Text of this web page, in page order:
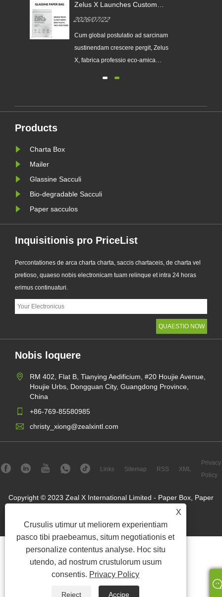
X
Crusulis utimur ut meliorem experientiam
pasco tibi praebeamus, situm negotiationis et
personalize contentus analyse. Hoc situ
utendo, ad nostrum crustulorum usum
consentis. Privacy Policy
Reject Accipe
Zelus X Launches Custom
Global brands Replace Single-
use Plastic Packaging
2026/07/22
Cum global postulatio ad sarcinam
sustinendam crescere pergit, Zelus
X, fabrica professio eco-amica
alternative ad traditionales sacculos
Products
Charta Box
Mailer
Glassine Sacculi
Bio-degradable Sacculi
Paper sacculos
Inquisitionis pro PriceList
Percontationes de arca charta charta, saccis chartaceis, de charta vel
pretioso, quaeso nobis electronicam tuam relinque et intra 24 horas
erimus continuaturi.
Nobis loquere
RM 402, Flat B, Tianying Aedificium, #20 Houjie Avenue,
Houjie Urbs, Dongguan City, Guangdong Province,
China
+86-769-85580985
christy_xiong@zealxintl.com
Links Sitemap RSS XML
Privacy
Policy
Copyright © 2023 Zeal X International Limited - Paper Box, Paper
Bags, Paper Mailers - All Rights Reserved.